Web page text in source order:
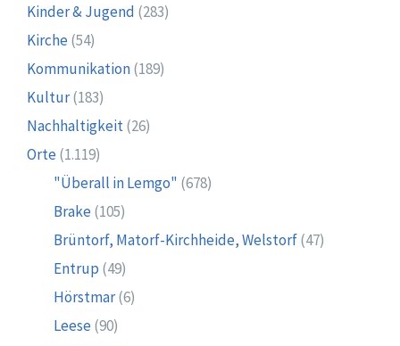
Kinder & Jugend (283)
Kirche (54)
Kommunikation(189)
Kultur(183)
Nachhaltigkeit(26)
Orte (1.119)
"Überall in Lemgo" (678)
Brake (105)
Brüntorf, Matorf-Kirchheide, Welstorf(47)
Entrup (49)
Hörstmar(6)
Leese (90)